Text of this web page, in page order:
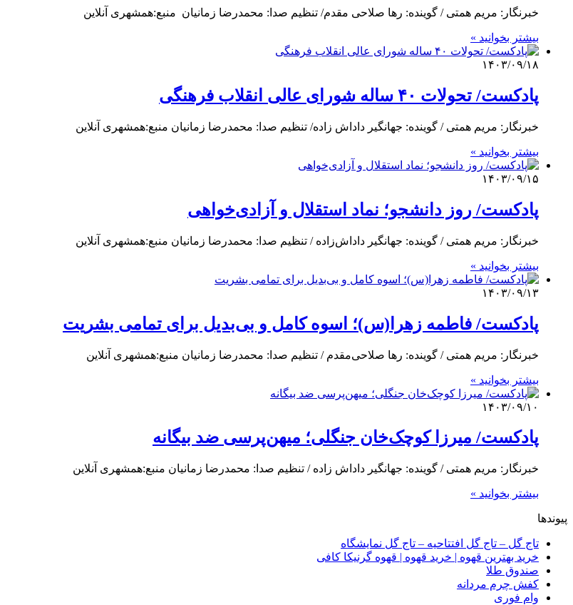
خبرنگار: مریم همتی / گوینده: رها صلاحی مقدم/ تنظیم صدا: محمدرضا زمانیان منبع:همشهری آنلاین
بیشتر بخوانید »
۱۴۰۳/۰۹/۱۸
پادکست/ تحولات ۴۰ ساله شورای عالی انقلاب فرهنگی
خبرنگار: مریم همتی / گوینده: جهانگیر داداش زاده/ تنظیم صدا: محمدرضا زمانیان منبع:همشهری آنلاین
بیشتر بخوانید »
۱۴۰۳/۰۹/۱۵
پادکست/ روز دانشجو؛ نماد استقلال و آزادی‌خواهی
خبرنگار: مریم همتی / گوینده: جهانگیر داداش‌زاده / تنظیم صدا: محمدرضا زمانیان منبع:همشهری آنلاین
بیشتر بخوانید »
۱۴۰۳/۰۹/۱۳
پادکست/ فاطمه زهرا(س)؛ اسوه کامل و بی‌بدیل برای تمامی بشریت
خبرنگار: مریم همتی / گوینده: رها صلاحی‌مقدم / تنظیم صدا: محمدرضا زمانیان منبع:همشهری آنلاین
بیشتر بخوانید »
۱۴۰۳/۰۹/۱۰
پادکست/ میرزا کوچک‌خان جنگلی؛ میهن‌پرسی ضد بیگانه
خبرنگار: مریم همتی / گوینده: جهانگیر داداش زاده / تنظیم صدا: محمدرضا زمانیان منبع:همشهری آنلاین
بیشتر بخوانید »
پیوندها
تاج گل – تاج گل افتتاحیه – تاج گل نمایشگاه
خرید بهترین قهوه | خرید قهوه | قهوه گرنیکا کافی
صندوق طلا
کفش چرم مردانه
وام فوری